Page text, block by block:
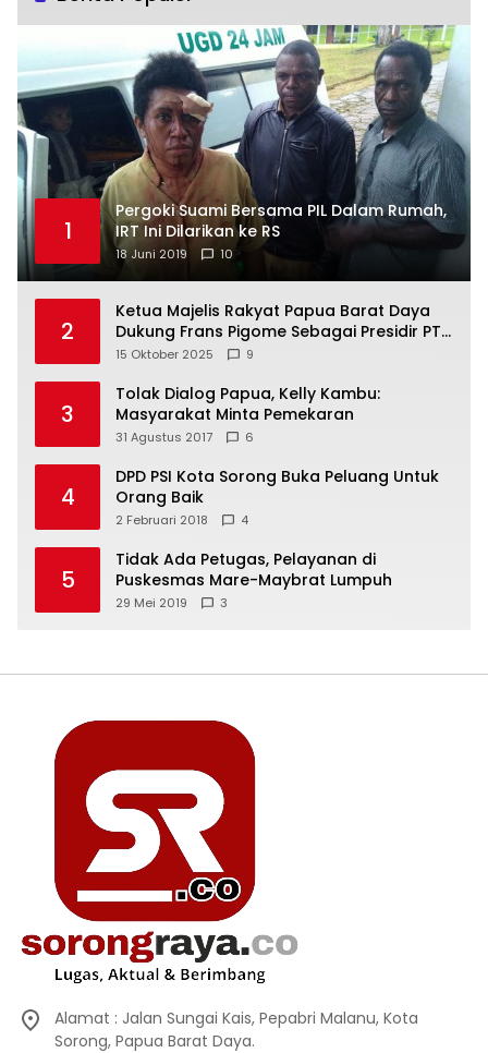
1
Pergoki Suami Bersama PIL Dalam Rumah,
IRT Ini Dilarikan ke RS
18 Juni 2019 10
2
Ketua Majelis Rakyat Papua Barat Daya
Dukung Frans Pigome Sebagai Presidir PT
Freeport Indonesia
15 Oktober 2025 9
3
Tolak Dialog Papua, Kelly Kambu:
Masyarakat Minta Pemekaran
31 Agustus 2017 6
4
DPD PSI Kota Sorong Buka Peluang Untuk
Orang Baik
2 Februari 2018 4
5
Tidak Ada Petugas, Pelayanan di
Puskesmas Mare-Maybrat Lumpuh
29 Mei 2019 3
Alamat : Jalan Sungai Kais, Pepabri Malanu, Kota
Sorong, Papua Barat Daya.